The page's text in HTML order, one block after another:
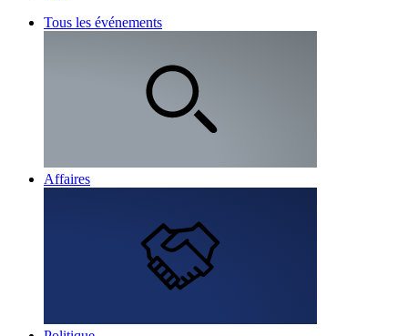
Tous les événements
Affaires